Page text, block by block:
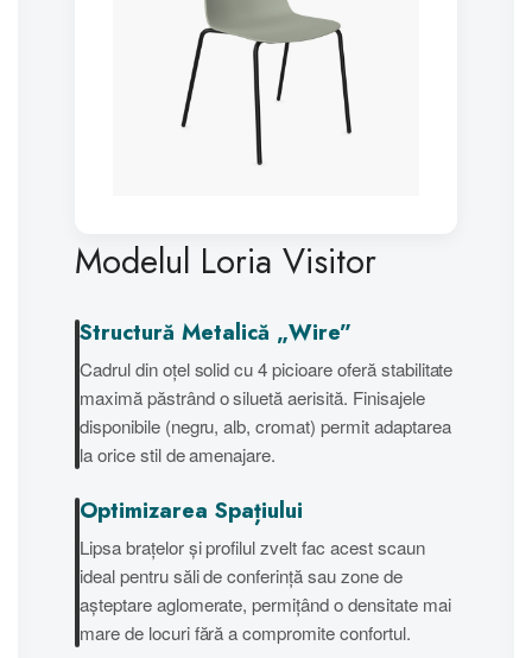
Modelul Loria Visitor
Structură Metalică „Wire”
Cadrul din oțel solid cu 4 picioare oferă stabilitate
maximă păstrând o siluetă aerisită. Finisajele
disponibile (negru, alb, cromat) permit adaptarea
la orice stil de amenajare.
Optimizarea Spațiului
Lipsa brațelor și profilul zvelt fac acest scaun
ideal pentru săli de conferință sau zone de
așteptare aglomerate, permițând o densitate mai
mare de locuri fără a compromite confortul.